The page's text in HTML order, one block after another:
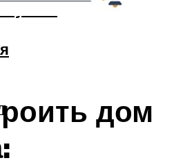
дом